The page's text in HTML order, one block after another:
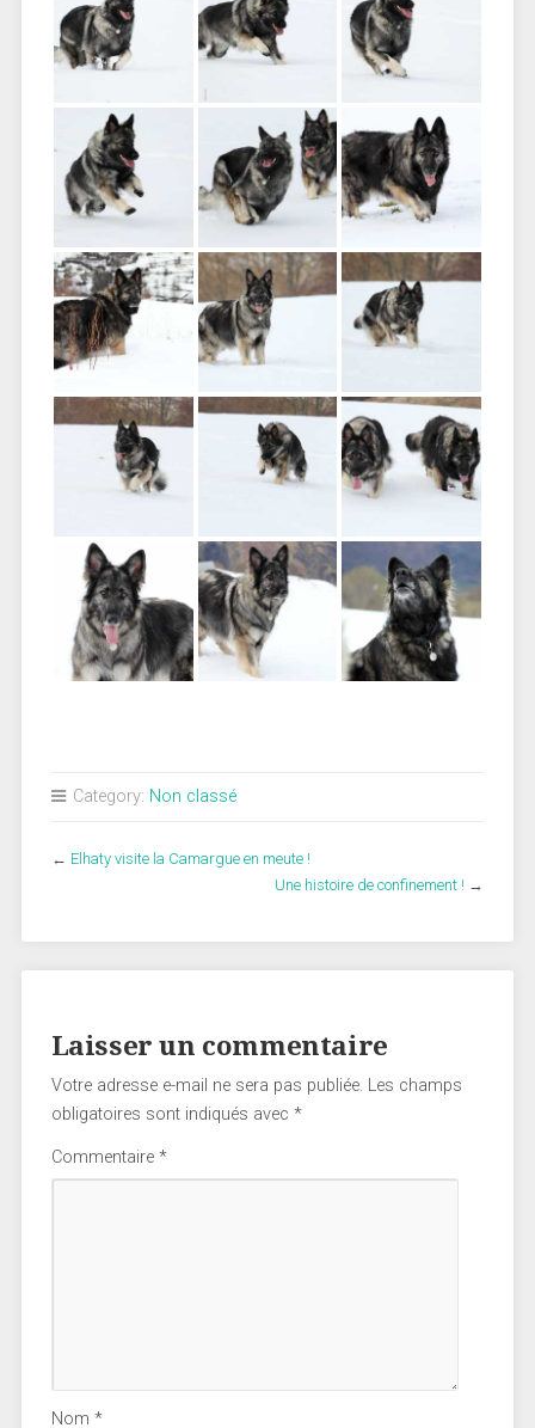
Category: Non classé
← Elhaty visite la Camargue en meute !
Une histoire de confinement ! →
Laisser un commentaire
Votre adresse e-mail ne sera pas publiée. Les champs
obligatoires sont indiqués avec *
Commentaire *
Nom *